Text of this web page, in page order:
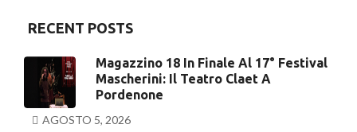
RECENT POSTS
Magazzino 18 In Finale Al 17° Festival
Mascherini: Il Teatro Claet A
Pordenone
AGOSTO 5, 2026